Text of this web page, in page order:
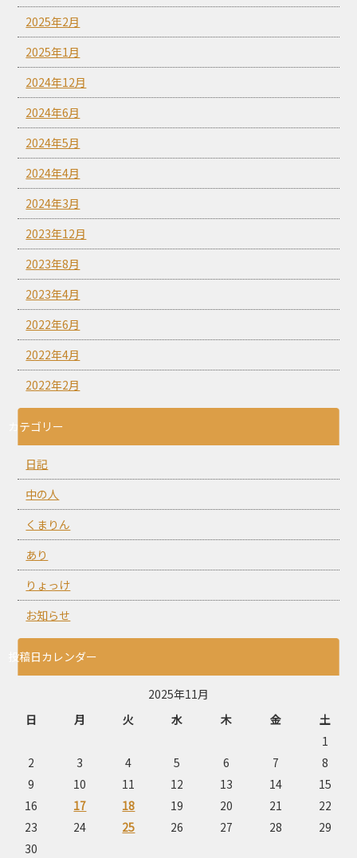
2025年2月
2025年1月
2024年12月
2024年6月
2024年5月
2024年4月
2024年3月
2023年12月
2023年8月
2023年4月
2022年6月
2022年4月
2022年2月
カテゴリー
日記
中の人
くまりん
あり
りょっけ
お知らせ
投稿日カレンダー
2025年11月
日
月 火 水 木 金
土
1
2
3 4 5 6 7
8
9
10 11 12 13 14
15
16
17 18 19 20 21
22
23
24 25 26 27 28
29
30